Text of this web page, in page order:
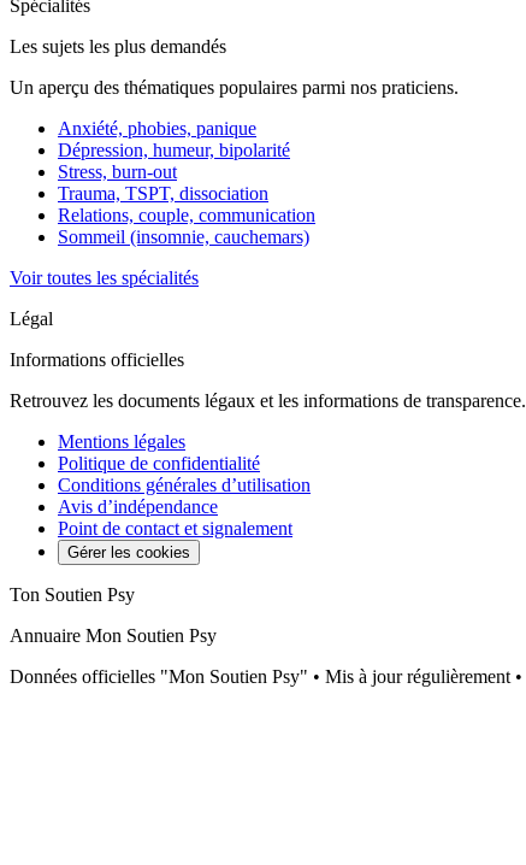
Spécialités
Les sujets les plus demandés
Un aperçu des thématiques populaires parmi nos praticiens.
Anxiété, phobies, panique
Dépression, humeur, bipolarité
Stress, burn-out
Trauma, TSPT, dissociation
Relations, couple, communication
Sommeil (insomnie, cauchemars)
Voir toutes les spécialités
Légal
Informations officielles
Retrouvez les documents légaux et les informations de transparence.
Mentions légales
Politique de confidentialité
Conditions générales d’utilisation
Avis d’indépendance
Point de contact et signalement
Gérer les cookies
Ton Soutien Psy
Annuaire Mon Soutien Psy
Données officielles "Mon Soutien Psy" • Mis à jour régulièrement •